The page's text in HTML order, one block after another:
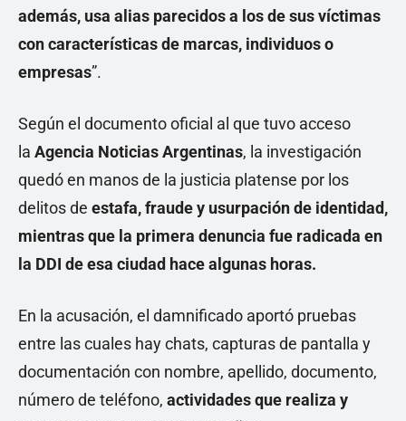
además, usa alias parecidos a los de sus víctimas
con características de marcas, individuos o
empresas”.
Según el documento oficial al que tuvo acceso
la Agencia Noticias Argentinas, la investigación
quedó en manos de la justicia platense por los
delitos de estafa, fraude y usurpación de identidad,
mientras que la primera denuncia fue radicada en
la DDI de esa ciudad hace algunas horas.
En la acusación, el damnificado aportó pruebas
entre las cuales hay chats, capturas de pantalla y
documentación con nombre, apellido, documento,
número de teléfono, actividades que realiza y